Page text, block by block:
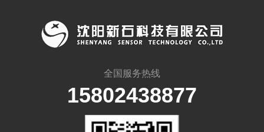
全国服务热线
15802438877